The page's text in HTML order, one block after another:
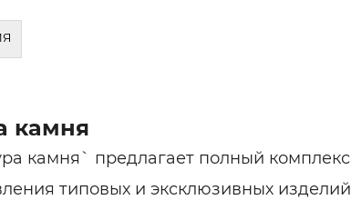
камня
камня` предлагает полный комплекс
типовых и эксклюзивных изделий